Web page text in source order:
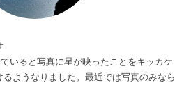
いると写真に星が映ったことをキッカケ
ようなりました。最近では写真のみなら